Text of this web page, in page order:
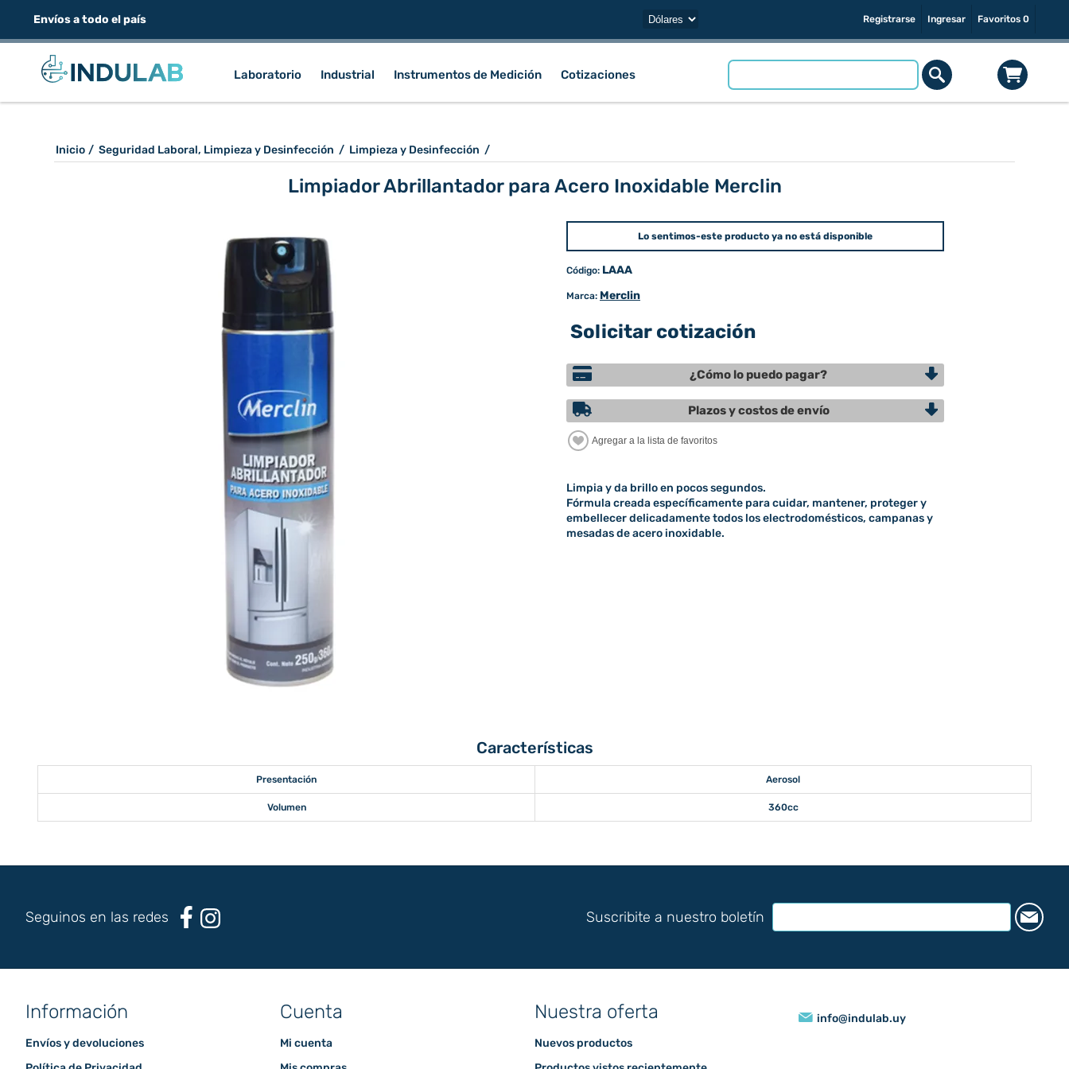
Envíos a todo el país Registrarse Ingresar Favoritos 0
Laboratorio Industrial Instrumentos de Medición Cotizaciones
Inicio / Seguridad Laboral, Limpieza y Desinfección / Limpieza y Desinfección /
Limpiador Abrillantador para Acero Inoxidable Merclin
Lo sentimos-este producto ya no está disponible
Código: LAAA
Marca: Merclin
Solicitar cotización
¿Cómo lo puedo pagar?
Plazos y costos de envío
Limpia y da brillo en pocos segundos.
Fórmula creada específicamente para cuidar, mantener, proteger y
embellecer delicadamente todos los electrodomésticos, campanas y
mesadas de acero inoxidable.
Características
Presentación Aerosol
Volumen 360cc
Seguinos en las redes Suscribite a nuestro boletín
Información
Envíos y devoluciones
Cuenta
Mi cuenta
Nuestra oferta
Nuevos productos
info@indulab.uy